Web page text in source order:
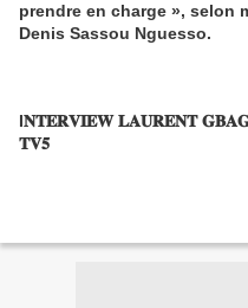
prendre en charge », selon
Denis Sassou Nguesso.
I𝐍𝐓𝐄𝐑𝐕𝐈𝐄𝐖 𝐋𝐀𝐔𝐑𝐄𝐍𝐓
𝐓𝐕𝟓